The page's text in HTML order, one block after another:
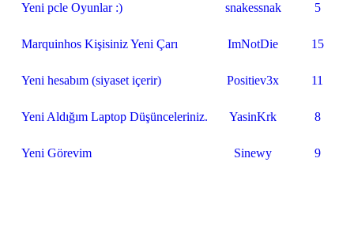
Yeni pcle Oyunlar :) snakessnak 5
Marquinhos Kişisiniz Yeni Çarı ImNotDie 15
Yeni hesabım (siyaset içerir) Positiev3x 11
Yeni Aldığım Laptop Düşünceleriniz. YasinKrk 8
Yeni Görevim Sinewy 9